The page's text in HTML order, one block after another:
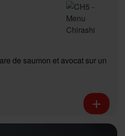
de saumon et avocat sur un